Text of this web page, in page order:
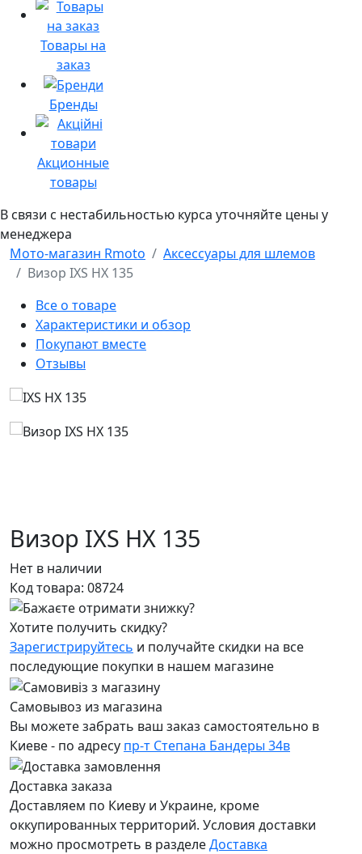
Товары на
заказ
Бренды
Акционные
товары
В связи с нестабильностью курса уточняйте цены у
менеджера
Мото-магазин Rmoto
Аксессуары для шлемов
Визор IXS HX 135
Все о товаре
Характеристики и обзор
Покупают вместе
Отзывы
Визор IXS HX 135
Нет в наличии
Код товара: 08724
Хотите получить скидку?
Зарегистрируйтесь и получайте скидки на все
последующие покупки в нашем магазине
Самовывоз из магазина
Вы можете забрать ваш заказ самостоятельно в
Киеве - по адресу пр-т Степана Бандеры 34в
Доставка заказа
Доставляем по Киеву и Украине, кроме
оккупированных территорий. Условия доставки
можно просмотреть в разделеДоставка